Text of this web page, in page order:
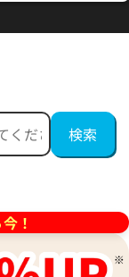
28日時点の参考
！